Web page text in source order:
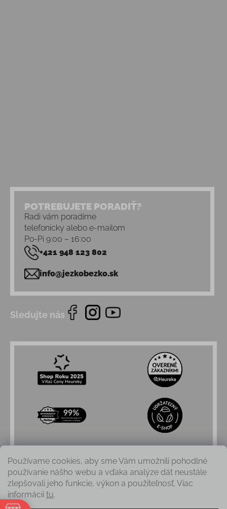
Používame cookies, aby sme Vám umožnili pohodlné
používanie nášho webu a vďaka analýze dát neustále
zlepšovali jeho funkcie, výkon a použiteľnosť. Viac
informácií tu.
POTREBUJETE PORADIŤ?
Radi vám poradíme
telefonicky alebo e-mailom
Po-Pi 9:00 – 16:00
+421 948 123 802
info@jezkobezko.sk
Sledujte nás